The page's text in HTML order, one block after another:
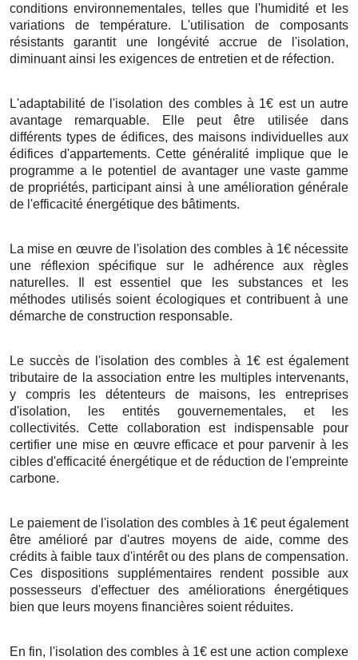
conditions environnementales, telles que l'humidité et les
variations de température. L'utilisation de composants
résistants garantit une longévité accrue de l'isolation,
diminuant ainsi les exigences de entretien et de réfection.
L'adaptabilité de l'isolation des combles à 1€ est un autre
avantage remarquable. Elle peut être utilisée dans
différents types de édifices, des maisons individuelles aux
édifices d'appartements. Cette généralité implique que le
programme a le potentiel de avantager une vaste gamme
de propriétés, participant ainsi à une amélioration générale
de l'efficacité énergétique des bâtiments.
La mise en œuvre de l'isolation des combles à 1€ nécessite
une réflexion spécifique sur le adhérence aux règles
naturelles. Il est essentiel que les substances et les
méthodes utilisés soient écologiques et contribuent à une
démarche de construction responsable.
Le succès de l'isolation des combles à 1€ est également
tributaire de la association entre les multiples intervenants,
y compris les détenteurs de maisons, les entreprises
d'isolation, les entités gouvernementales, et les
collectivités. Cette collaboration est indispensable pour
certifier une mise en œuvre efficace et pour parvenir à les
cibles d'efficacité énergétique et de réduction de l'empreinte
carbone.
Le paiement de l'isolation des combles à 1€ peut également
être amélioré par d'autres moyens de aide, comme des
crédits à faible taux d'intérêt ou des plans de compensation.
Ces dispositions supplémentaires rendent possible aux
possesseurs d'effectuer des améliorations énergétiques
bien que leurs moyens financières soient réduites.
En fin, l'isolation des combles à 1€ est une action complexe